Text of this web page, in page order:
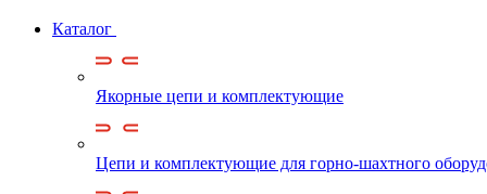
Каталог
Якорные цепи и комплектующие
Цепи и комплектующие для горно-шахтного